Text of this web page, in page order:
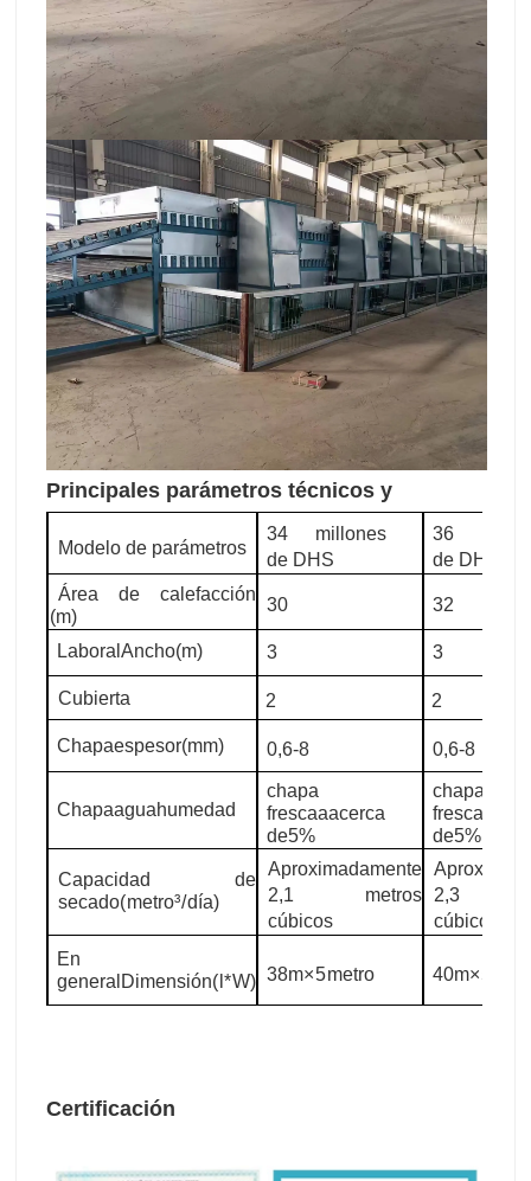
Principales parámetros técnicos y
Modelo de parámetros
34 millones
de DHS
36
de DHS
Área de calefacción
(m)
30 32
Laboral Ancho(m) 3 3
Cubierta 2 2
Chapaespesor(mm) 0,6-8 0,6-8
Chapaaguahumedad
chapa
frescaaacerca
de5%
chapa
fresca
de5%
Capacidad de
secado(metro³/día)
Aproximadamente
2,1 metros
cúbicos
2,3
cúbicos
En
general Dimensión( *W) 38m×5metro 40m×5
Certificación